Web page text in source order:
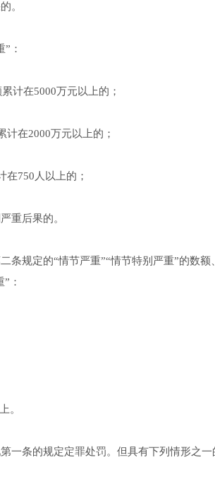
。
：
计在5000万元以上的；
在2000万元以上的；
750人以上的；
重后果的。
规定的“情节严重”“情节特别严重”的数额
：
。
条的规定定罪处罚。但具有下列情形之一